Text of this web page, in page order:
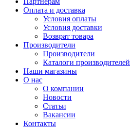
Оплата и доставка
Условия оплаты
Условия доставки
Возврат товара
Производители
Производители
Каталоги производителей
Наши магазины
О нас
О компании
Новости
Статьи
Вакансии
Контакты